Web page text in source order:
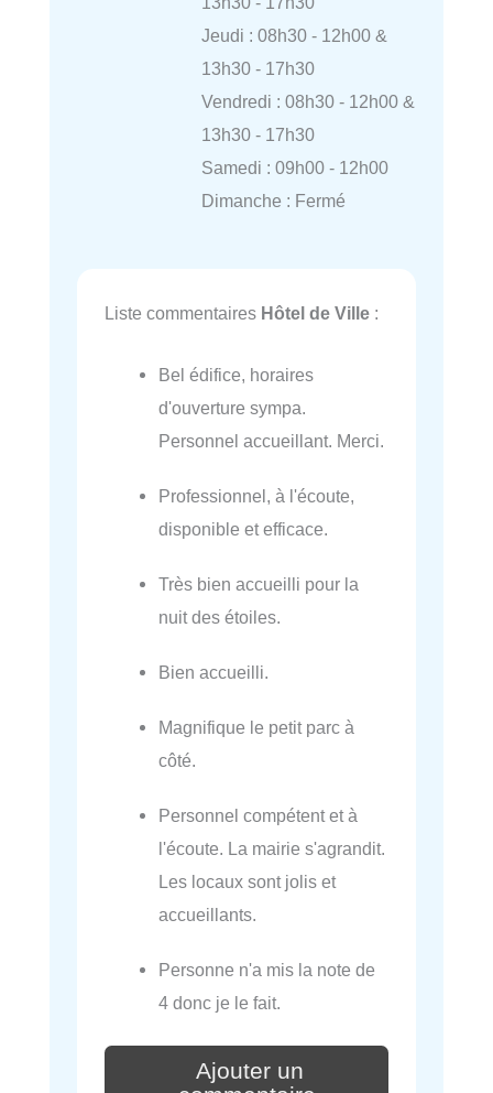
Jeudi : 08h30 - 12h00 &
13h30 - 17h30
Vendredi : 08h30 - 12h00 &
13h30 - 17h30
Samedi : 09h00 - 12h00
Dimanche : Fermé
Liste commentaires Hôtel de Ville :
Bel édifice, horaires
d'ouverture sympa.
Personnel accueillant. Merci.
Professionnel, à l'écoute,
disponible et efficace.
Très bien accueilli pour la
nuit des étoiles.
Bien accueilli.
Magnifique le petit parc à
côté.
Personnel compétent et à
l'écoute. La mairie s'agrandit.
Les locaux sont jolis et
accueillants.
Personne n'a mis la note de
4 donc je le fait.
Ajouter un